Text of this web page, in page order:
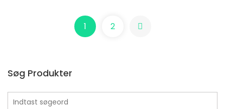
Søg Produkter
Black Winther R2
LÆS MERE
1 2